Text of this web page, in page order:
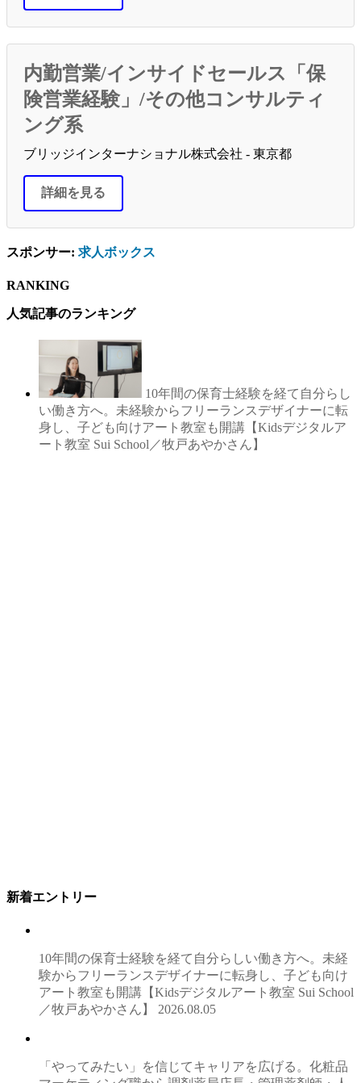
内勤営業/インサイドセールス「保
険営業経験」/その他コンサルティ
ング系
ブリッジインターナショナル株式会社 - 東京都
詳細を見る
スポンサー: 求人ボックス
RANKING
人気記事のランキング
10年間の保育士経験を経て自分らし
い働き方へ。未経験からフリーランスデザイナーに転
身し、子ども向けアート教室も開講【Kidsデジタルア
ート教室 Sui School／牧戸あやかさん】
新着エントリー
10年間の保育士経験を経て自分らしい働き方へ。未経
験からフリーランスデザイナーに転身し、子ども向け
アート教室も開講【Kidsデジタルアート教室 Sui School
／牧戸あやかさん】 2026.08.05
「やってみたい」を信じてキャリアを広げる。化粧品